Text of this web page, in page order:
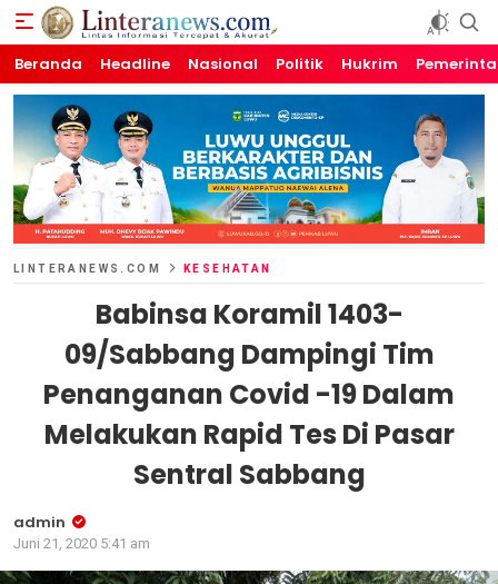
Linteranews.com
Lintas Informasi Tercepat dan Akurat
Beranda Headline Nasional Politik Hukrim
LINTERANEWS.COM KESEHATAN
Babinsa Koramil 1403-
09/Sabbang Dampingi Tim
Penanganan Covid -19 Dalam
Melakukan Rapid Tes Di Pasar
Sentral Sabbang
admin
Juni 21, 2020 5:41 am